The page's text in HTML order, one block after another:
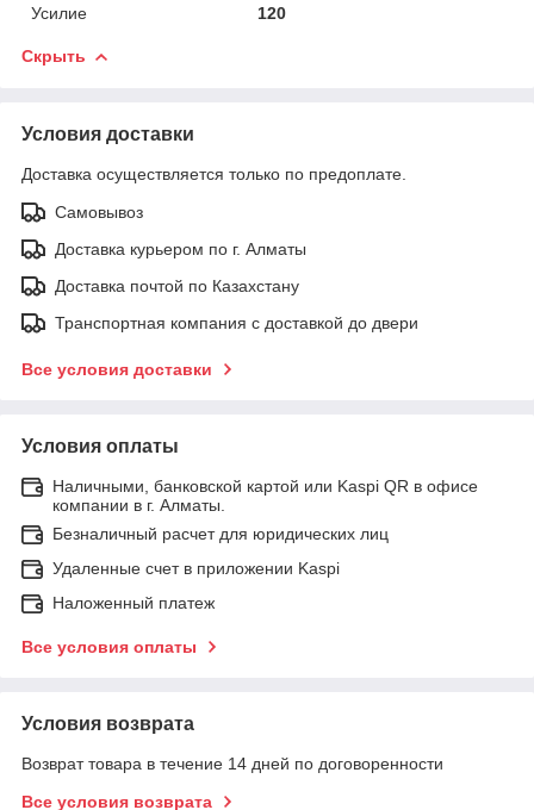
Усилие
120
Скрыть
Условия доставки
Доставка осуществляется только по предоплате.
Самовывоз
Доставка курьером по г. Алматы
Доставка почтой по Казахстану
Транспортная компания с доставкой до двери
Все условия доставки
Условия оплаты
Наличными, банковской картой или Kaspi QR в офисе
компании в г. Алматы.
Безналичный расчет для юридических лиц
Удаленные счет в приложении Kaspi
Наложенный платеж
Все условия оплаты
Условия возврата
Возврат товара в течение 14 дней по договоренности
Все условия возврата